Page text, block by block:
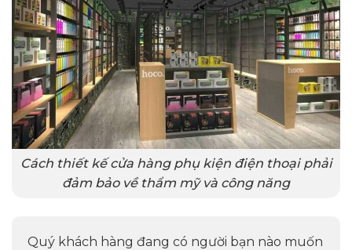
Cách thiết kế cửa hàng phụ kiện điện thoại phải
đảm bảo về thẩm mỹ và công năng
Quý khách hàng đang có người bạn nào muốn